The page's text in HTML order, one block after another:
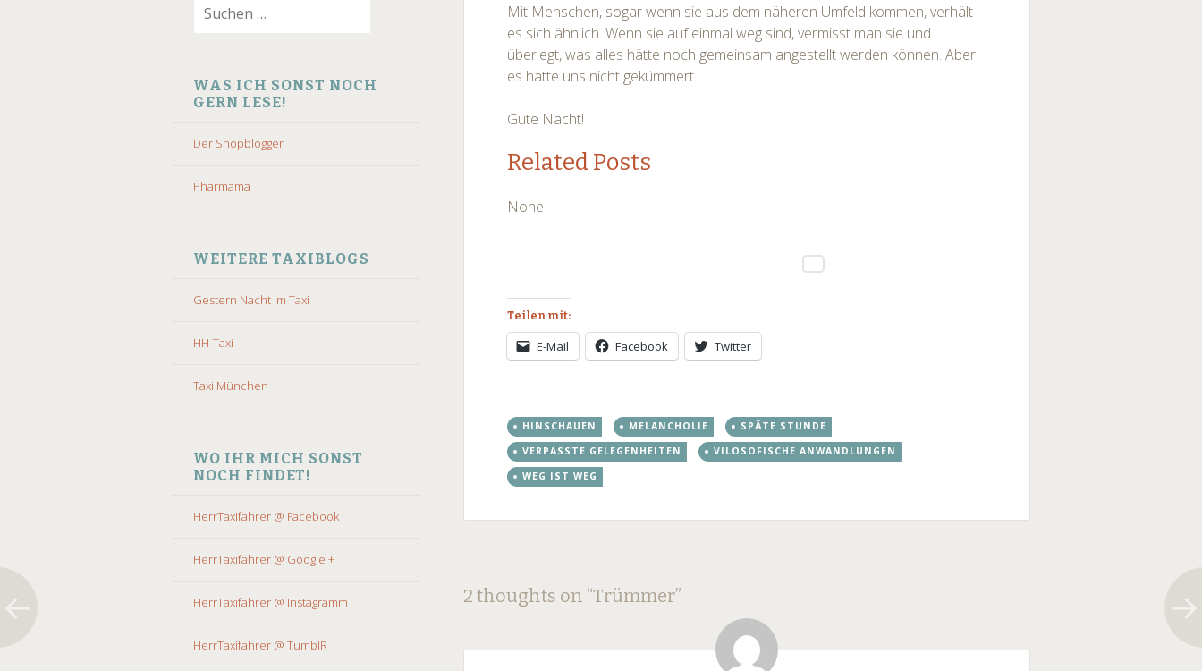
WAS ICH SONST NOCH
GERN LESE!
Der Shopblogger
Pharmama
WEITERE TAXIBLOGS
Gestern Nacht im Taxi
HH-Taxi
Taxi München
WO IHR MICH SONST
NOCH FINDET!
HerrTaxifahrer @ Facebook
HerrTaxifahrer @ Google +
HerrTaxifahrer @ Instagramm
HerrTaxifahrer @ TumblR
Mit Menschen, sogar wenn sie aus dem näheren Umfeld kommen, verhält
es sich ähnlich. Wenn sie auf einmal weg sind, vermisst man sie und
überlegt, was alles hätte noch gemeinsam angestellt werden können. Aber
es hatte uns nicht gekümmert.
Gute Nacht!
Related Posts
None
Teilen mit:
E-Mail Facebook Twitter
HINSCHAUEN MELANCHOLIE
SPÄTE STUNDE
VERPASSTE GELEGENHEITEN
VILOSOFISCHE ANWANDLUNGEN
WEG IST WEG
Post
navigation
←
→
2 thoughts on “Trümmer”